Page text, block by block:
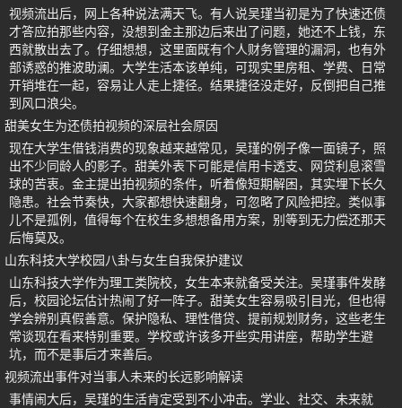
视频流出后，网上各种说法满天飞。有人说吴瑾当初是为了快速还债
才答应拍那些内容，没想到金主那边后来出了问题，她还不上钱，东
西就散出去了。仔细想想，这里面既有个人财务管理的漏洞，也有外
部诱惑的推波助澜。大学生活本该单纯，可现实里房租、学费、日常
开销堆在一起，容易让人走上捷径。结果捷径没走好，反倒把自己推
到风口浪尖。
甜美女生为还债拍视频的深层社会原因
现在大学生借钱消费的现象越来越常见，吴瑾的例子像一面镜子，照
出不少同龄人的影子。甜美外表下可能是信用卡透支、网贷利息滚雪
球的苦衷。金主提出拍视频的条件，听着像短期解困，其实埋下长久
隐患。社会节奏快，大家都想快速翻身，可忽略了风险把控。类似事
儿不是孤例，值得每个在校生多想想备用方案，别等到无力偿还那天
后悔莫及。
山东科技大学校园八卦与女生自我保护建议
山东科技大学作为理工类院校，女生本来就备受关注。吴瑾事件发酵
后，校园论坛估计热闹了好一阵子。甜美女生容易吸引目光，但也得
学会辨别真假善意。保护隐私、理性借贷、提前规划财务，这些老生
常谈现在看来特别重要。学校或许该多开些实用讲座，帮助学生避
坑，而不是事后才来善后。
视频流出事件对当事人未来的长远影响解读
事情闹大后，吴瑾的生活肯定受到不小冲击。学业、社交、未来就